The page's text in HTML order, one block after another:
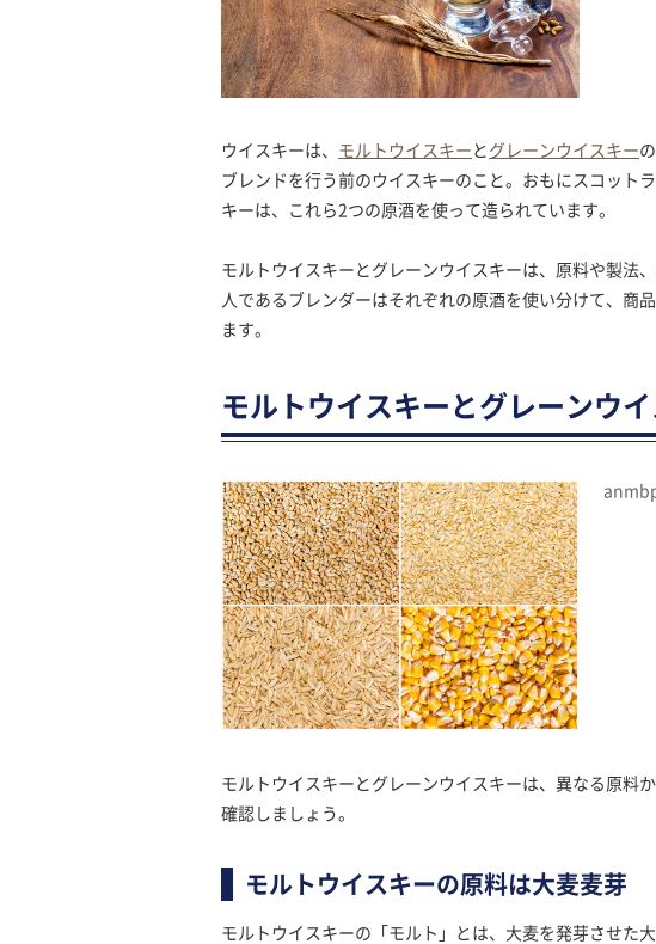
ウイスキーは、 モルトウイスキー と グレーンウイスキー
ブレンドを行う前のウイスキーのこと。おもにスコット
キーは、これら2つの原酒を使って造られています。
モルトウイスキーとグレーンウイスキーは、原料や製法
人であるブレンダーはそれぞれの原酒を使い分けて、商
ます。
モルトウイスキーとグレーンウ
モルトウイスキーとグレーンウイスキーは、異なる原料
確認しましょう。
モルトウイスキーの原料は大麦麦芽
モルトウイスキーの「モルト」とは、大麦を発芽させた